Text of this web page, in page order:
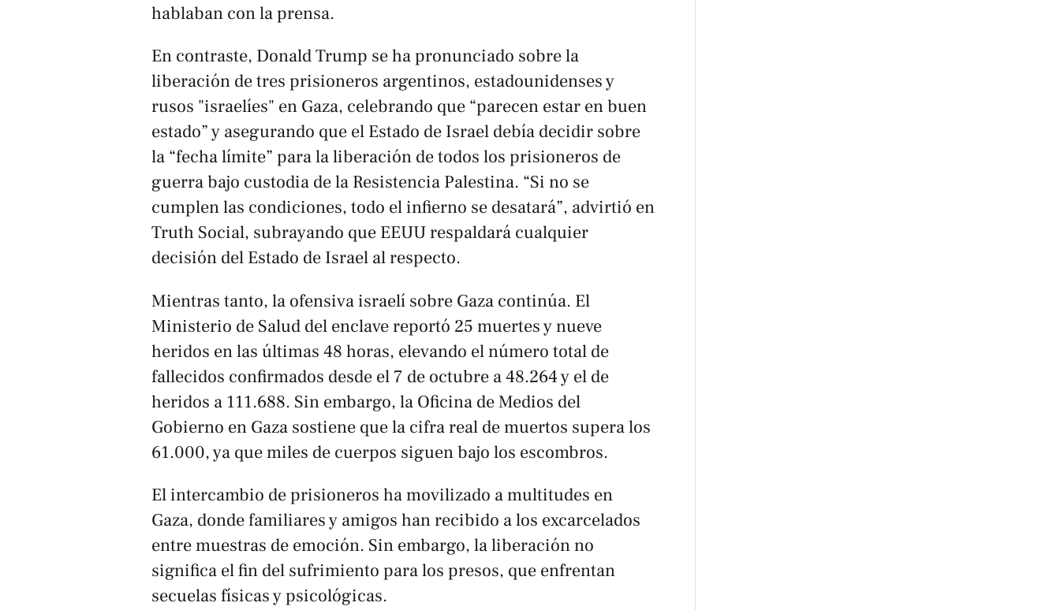
hablaban con la prensa.
En contraste, Donald Trump se ha pronunciado sobre la
liberación de tres prisioneros argentinos, estadounidenses y
rusos "israelíes" en Gaza, celebrando que “parecen estar en buen
estado” y asegurando que el Estado de Israel debía decidir sobre
la “fecha límite” para la liberación de todos los prisioneros de
guerra bajo custodia de la Resistencia Palestina. “Si no se
cumplen las condiciones, todo el infierno se desatará”, advirtió en
Truth Social, subrayando que EEUU respaldará cualquier
decisión del Estado de Israel al respecto.
Mientras tanto, la ofensiva israelí sobre Gaza continúa. El
Ministerio de Salud del enclave reportó 25 muertes y nueve
heridos en las últimas 48 horas, elevando el número total de
fallecidos confirmados desde el 7 de octubre a 48.264 y el de
heridos a 111.688. Sin embargo, la Oficina de Medios del
Gobierno en Gaza sostiene que la cifra real de muertos supera los
61.000, ya que miles de cuerpos siguen bajo los escombros.
El intercambio de prisioneros ha movilizado a multitudes en
Gaza, donde familiares y amigos han recibido a los excarcelados
entre muestras de emoción. Sin embargo, la liberación no
significa el fin del sufrimiento para los presos, que enfrentan
secuelas físicas y psicológicas.